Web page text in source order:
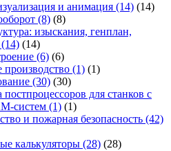
и анимация (14) (14)
(8) (8)
изыскания, генплан,
(14) (14)
(6) (6)
производство (1) (1)
(30) (30)
постпроцессоров для станков с
систем (1) (1)
и пожарная безопасность (42)
калькуляторы (28) (28)